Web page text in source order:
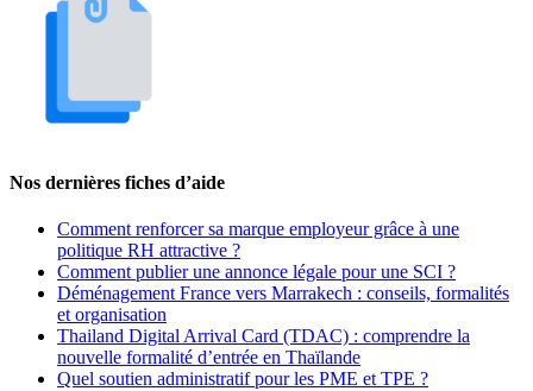
Nos dernières fiches d’aide
Comment renforcer sa marque employeur grâce à une
politique RH attractive ?
Comment publier une annonce légale pour une SCI ?
Déménagement France vers Marrakech : conseils, formalités
et organisation
Thailand Digital Arrival Card (TDAC) : comprendre la
nouvelle formalité d’entrée en Thaïlande
Quel soutien administratif pour les PME et TPE ?